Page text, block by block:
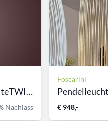
FOSCARINI PendelleuchteTWIG...
Nachlass
Foscarini
€ 948,-